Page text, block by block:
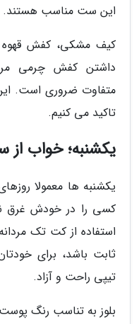
این ست مناسب هستند.
کیف مشکی، کفش قهوه
داشتن کفش چرمی
متفاوت ضروری است.
تاکید می کنیم.
یکشنبه؛ خواب از
یکشنبه ها معمولا
کسی را در خودش غرق
استفاده از کت تک
ثابت باشد، برای
تیپی راحت و آزاد.
بلوز به تناسب رنگ